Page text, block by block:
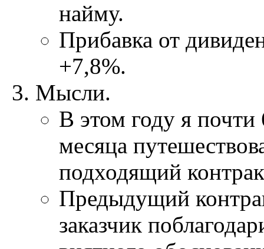
найму.
Прибавка от
+7,8%.
Мысли.
В этом году я
месяца
подходящий
Предыдущий
заказчик